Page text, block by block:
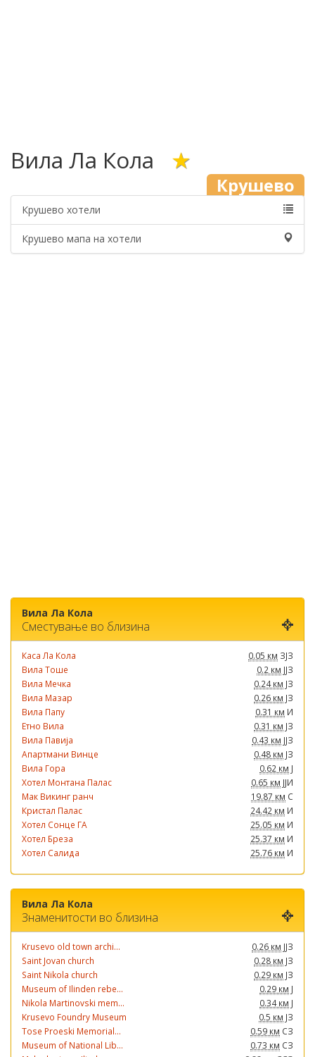
Вила Ла Кола ★
Крушево
Крушево хотели
Крушево мапа на хотели
Вила Ла Кола
Сместување во близина
Каса Ла Кола 0.05 км ЗЈЗ
Вила Тоше
0.2 км ЈЈЗ
Вила Мечка
0.24 км ЈЗ
Вила Мазар
0.26 км ЈЗ
Вила Папу
0.31 км И
Етно Вила
0.31 км ЈЗ
Вила Павија
0.43 км ЈЈЗ
Апартмани Винце
0.48 км ЈЗ
Вила Гора
0.62 км Ј
Хотел Монтана Палас
0.65 км ЈЈИ
Мак Викинг ранч
19.87 км С
Кристал Палас
24.42 км И
Хотел Сонце ГА
25.05 км И
Хотел Бреза
25.37 км И
Хотел Салида
25.76 км И
Вила Ла Кола
Знаменитости во близина
Krusevo old town archi... 0.26 км ЈЈЗ
Saint Jovan church
0.28 км ЈЗ
Saint Nikola church
0.29 км ЈЗ
Museum of Ilinden rebe...
0.29 км Ј
Nikola Martinovski mem...
0.34 км Ј
Krusevo Foundry Museum
0.5 км ЈЗ
Tose Proeski Memorial...
0.59 км СЗ
Museum of National Lib...
0.73 км СЗ